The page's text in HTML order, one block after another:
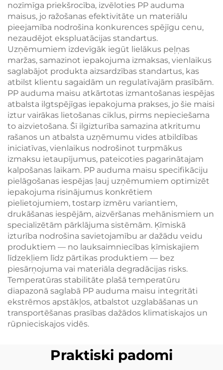
nozīmīga priekšrocība, izvēloties PP auduma
maisus, jo ražošanas efektivitāte un materiālu
pieejamība nodrošina konkurences spējīgu cenu,
nezaudējot ekspluatācijas standartus.
Uzņēmumiem izdevīgāk iegūt lielākus peļņas
maržas, samazinot iepakojuma izmaksas, vienlaikus
saglabājot produkta aizsardzības standartus, kas
atbilst klientu sagaidām un regulatīvajām prasībām.
PP auduma maisu atkārtotas izmantošanas iespējas
atbalsta ilgtspējīgas iepakojuma prakses, jo šie maisi
iztur vairākas lietošanas ciklus, pirms nepieciešama
to aizvietošana. Šī ilgizturība samazina atkritumu
rašanos un atbalsta uzņēmumu vides atbildības
iniciatīvas, vienlaikus nodrošinot turpmākus
izmaksu ietaupījumus, pateicoties pagarinātajam
kalpošanas laikam. PP auduma maisu specifikāciju
pielāgošanas iespējas ļauj uzņēmumiem optimizēt
iepakojuma risinājumus konkrētiem
pielietojumiem, tostarp izmēru variantiem,
drukāšanas iespējām, aizvēršanas mehānismiem un
specializētām pārklājuma sistēmām. Ķīmiskā
izturība nodrošina savietojamību ar dažādu veidu
produktiem — no lauksaimniecības ķīmiskajiem
līdzekļiem līdz pārtikas produktiem — bez
piesārņojuma vai materiāla degradācijas risks.
Temperatūras stabilitāte plašā temperatūru
diapazonā saglabā PP auduma maisu integritāti
ekstrēmos apstākļos, atbalstot uzglabāšanas un
transportēšanas prasības dažādos klimatiskajos un
rūpnieciskajos vidēs.
Praktiski padomi